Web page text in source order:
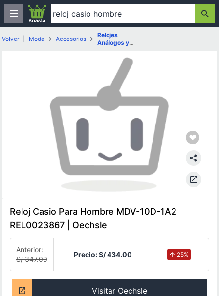
Volver Moda Accesorios
Relojes
Análogos y
Reloj Casio Para Hombre MDV-10D-1A2
REL0023867 | Oechsle
Anterior:
S/ 347.00
Precio:S/ 434.00 25%
Visitar Oechsle